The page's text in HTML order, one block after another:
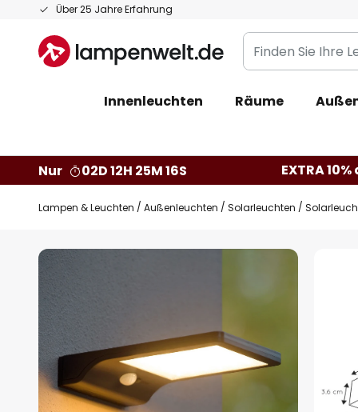
Über 25 Jahre Erfahrung
Zum
springen
Finden
Sie
Leuchte...
Innenleuchten Räume
Nur 02D 12H 25M 15S EXTRA
Lampen & Leuchten Außenleuchten Solarleuchten
Zum
Ende
der
Bildgalerie
springen